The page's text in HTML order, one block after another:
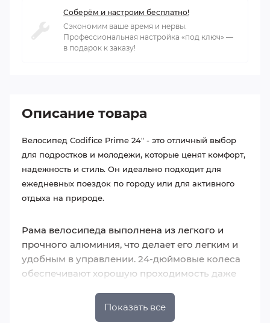
Соберём и настроим бесплатно!
Сэкономим ваше время и нервы.
Профессиональная настройка «под ключ» —
в подарок к заказу!
Описание товара
Велосипед Codifice Prime 24" - это отличный выбор
для подростков и молодежи, которые ценят комфорт,
надежность и стиль. Он идеально подходит для
ежедневных поездок по городу или для активного
отдыха на природе.
Рама велосипеда выполнена из легкого и
прочного алюминия, что делает его легким и
удобным в управлении. 24-дюймовые колеса
обеспечивают хорошую проходимость даже
имеют повышенную амортизацию, что делает
поездки более комфортными и безопасными.
Показать все